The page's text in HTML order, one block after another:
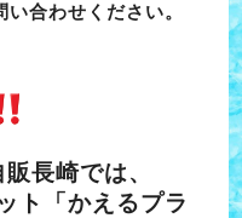
合わせください。
長崎では、
ト「かえるプラ